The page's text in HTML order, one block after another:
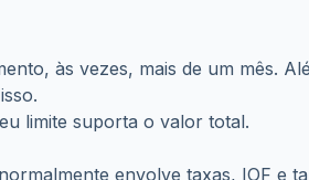
às vezes, mais de um mês.
limite suporta o valor total.